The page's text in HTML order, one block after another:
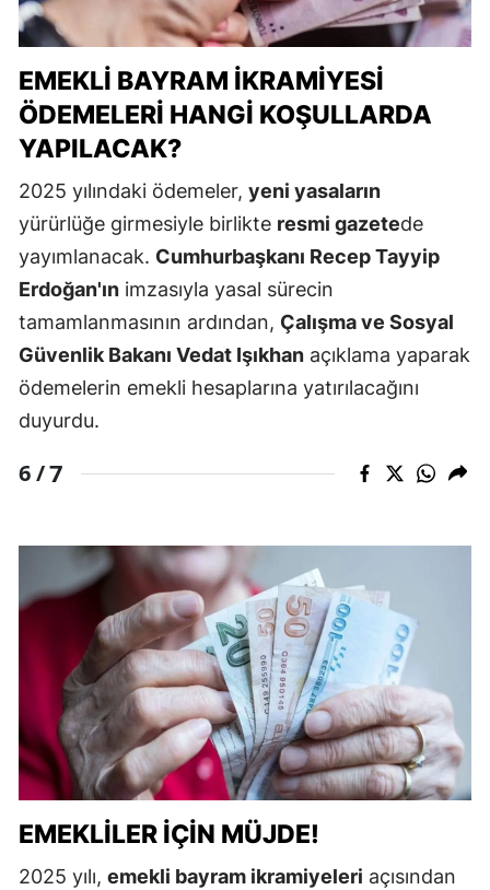
EMEKLI BAYRAM İKRAMIYESI
ÖDEMELERI HANGI KOŞULLARDA
YAPILACAK?
2025 yılındaki ödemeler, yeni yasaların
yürürlüğe girmesiyle birlikte resmi gazetede
yayımlanacak. Cumhurbaşkanı Recep Tayyip
Erdoğan'ın imzasıyla yasal sürecin
tamamlanmasının ardından, Çalışma ve Sosyal
Güvenlik Bakanı Vedat Işıkhan açıklama yaparak
ödemelerin emekli hesaplarına yatırılacağını
duyurdu.
6 /7
EMEKLILER İÇIN MÜJDE!
2025 yılı, emekli bayram ikramiyeleri açısından